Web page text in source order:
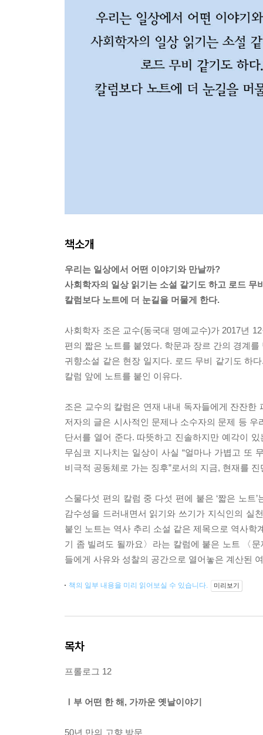
책소개
우리는 일상에서 어떤 이야기와 만날까?
사회학자의 일상 읽기는 소설 같기도 하고 로드 무
칼럼보다 노트에 더 눈길을 머물게 한다.
사회학자 조은 교수(동국대 명예교수)가 2017년
편의 짧은 노트를 붙였다. 학문과 장르 간의 경계
귀향소설 같은 현장 일지다. 로드 무비 같기도 하
칼럼 앞에 노트를 붙인 이유다.
조은 교수의 칼럼은 연재 내내 독자들에게 잔잔
저자의 글은 시사적인 문제나 소수자의 문제 등
단서를 열어 준다. 따뜻하고 진솔하지만 예각이
무심코 지나치는 일상이 사실 “얼마나 가볍고 또
비극적 공동체로 가는 징후”로서의 지금, 현재를 진
스물다섯 편의 칼럼 중 다섯 편에 붙은 ‘짧은 노
감수성을 드러내면서 읽기와 쓰기가 지식인의 실
붙인 노트는 역사 추리 소설 같은 제목으로 역사
기 좀 빌려도 될까요〉라는 칼럼에 붙은 노트 〈
들에게 사유와 성찰의 공간으로 열어놓은 계산된
책의 일부 내용을 미리 읽어보실 수 있습니다. 미리보기
목차
프롤로그 12
Ⅰ부 어떤 한 해, 가까운 옛날이야기
50년 만의 고향 방문